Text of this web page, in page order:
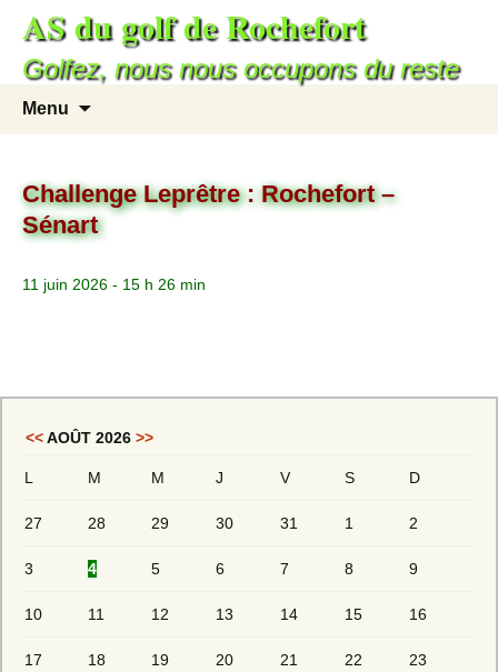
AS du golf de Rochefort
Golfez, nous nous occupons du reste
Menu
Challenge Leprêtre : Rochefort –
Sénart
11 juin 2026 - 15 h 26 min
<<AOÛT 2026 >>
L M M J V S D
27 28 29 30 31 1 2
3 4 5 6 7 8 9
10 11 12 13 14 15 16
17 18 19 20 21 22 23